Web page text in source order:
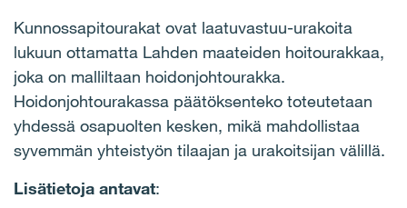
Kunnossapitourakat ovat laatuvastuu-urakoita
lukuun ottamatta Lahden maateiden hoitourakkaa,
joka on malliltaan hoidonjohtourakka.
Hoidonjohtourakassa päätöksenteko toteutetaan
yhdessä osapuolten kesken, mikä mahdollistaa
syvemmän yhteistyön tilaajan ja urakoitsijan välillä.
Lisätietoja antavat: